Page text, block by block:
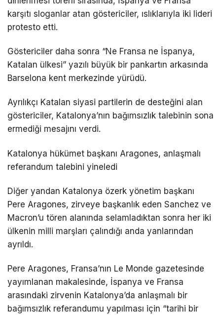
karşıtı sloganlar atan göstericiler, ıslıklarıyla iki lideri
protesto etti.
Göstericiler daha sonra “Ne Fransa ne İspanya,
Katalan ülkesi” yazılı büyük bir pankartın arkasında
Barselona kent merkezinde yürüdü.
Ayrılıkçı Katalan siyasi partilerin de desteğini alan
göstericiler, Katalonya’nın bağımsızlık talebinin sona
ermediği mesajını verdi.
Katalonya hükümet başkanı Aragones, anlaşmalı
referandum talebini yineledi
Diğer yandan Katalonya özerk yönetim başkanı
Pere Aragones, zirveye başkanlık eden Sanchez ve
Macron’u tören alanında selamladıktan sonra her iki
ülkenin milli marşları çalındığı anda yanlarından
ayrıldı.
Pere Aragones, Fransa’nın Le Monde gazetesinde
yayımlanan makalesinde, İspanya ve Fransa
arasındaki zirvenin Katalonya’da anlaşmalı bir
bağımsızlık referandumu yapılması için “tarihi bir